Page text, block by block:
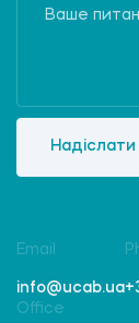
Надіслати
Email
info@ucab.ua
Office